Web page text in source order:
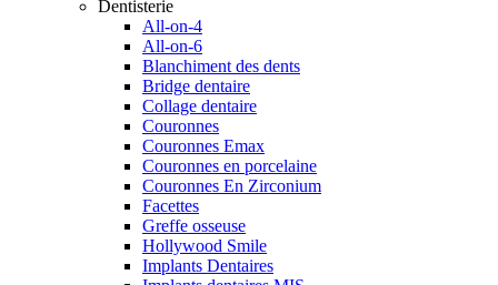
Dentisterie
All-on-4
All-on-6
Blanchiment des dents
Bridge dentaire
Collage dentaire
Couronnes
Couronnes Emax
Couronnes en porcelaine
Couronnes En Zirconium
Facettes
Greffe osseuse
Hollywood Smile
Implants Dentaires